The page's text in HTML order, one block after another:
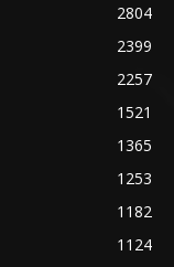
2804
2399
2257
1521
1365
1253
1182
1124